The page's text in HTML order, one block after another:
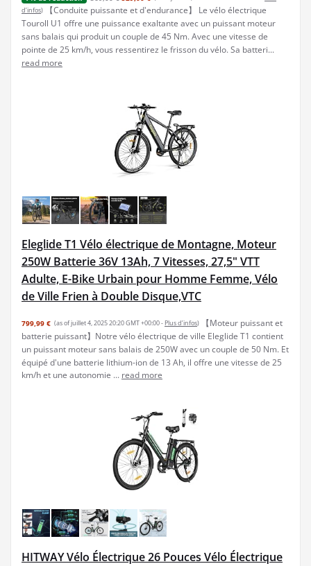
d’infos)
【Conduite puissante et d'endurance】 Le vélo électrique
Touroll U1 offre une puissance exaltante avec un puissant moteur
sans balais qui produit un couple de 45 Nm. Avec une vitesse de
pointe de 25 km/h, vous ressentirez le frisson du vélo. Sa batteri...
read more
Eleglide T1 Vélo électrique de Montagne, Moteur
250W Batterie 36V 13Ah, 7 Vitesses, 27,5" VTT
Adulte, E-Bike Urbain pour Homme Femme, Vélo
de Ville Frien à Double Disque,VTC
799,99 € (as of juillet 4, 2025 20:20 GMT +00:00 - Plus d’infos)
【Moteur puissant et
batterie puissant】Notre vélo électrique de ville Eleglide T1 contient
un puissant moteur sans balais de 250W avec un couple de 50 Nm. Et
équipé d'une batterie lithium-ion de 13 Ah, il offre une vitesse de 25
km/h et une autonomie ... read more
HITWAY Vélo Électrique 26 Pouces Vélo Électrique